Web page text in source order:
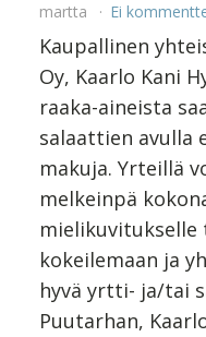
martta Ei
Kaupallinen
Oy, Kaarlo Kani
raaka-aineista
salaattien avulla
makuja. Yrteillä
melkeinpä
kokeilemaan ja
hyvä yrtti- ja/tai
Puutarhan,